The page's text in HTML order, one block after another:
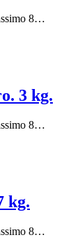
8…
3 kg.
8…
kg.
8…